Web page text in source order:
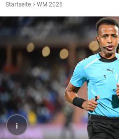
Startseite WM 2026
i